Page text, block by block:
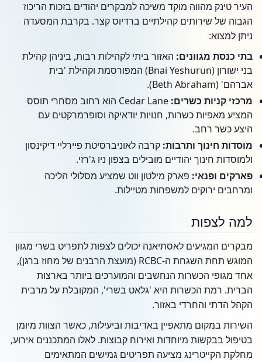
העיר טינק מהווה מוקד משיכה למבקרים יהודים בזכות הריכוז
הגבוה של שירותים קהילתיים ברדיוס קצר. בקרבת המסעדה
ניתן למצוא:
בתי כנסת מגוונים: האזור ביתי לקהילות רבות, ביניהן קהילת
בני ישורון (Bnai Yeshurun) המפורסמת וקהילת 'בית
אברהם' (Beth Abraham).
מרכזי קניות כשרים:
Cedar Lane הוא רחוב מסחרי תוסס
המציע מאפיות כשרות, חנויות יודאיקה וסופרמרקטים עם
היצע כשר רחב.
מוסדות חינוך ותרבות: קרבה לאוניברסיטת פיירליי דיקינסון
ולמוסדות חינוך יהודיים מובילים בצפון ניו ג'רזי.
פארקים ופנאי: פארק מילטון ווט שמציע מסלולי הליכה
ומרחבים ירוקים למשפחות מטיילות.
למה לצפות
מבקרים המגיעים לאסתיאנה יכולים לצפות לתפריט בשרי מגוון
המוגש תחת השגחת ה-RCBC (מועצת הרבנים של מחוז ברגן),
אחד מגופי הכשרות הנחשבים והמוערכים ביותר בארצות
הברית. רמת הכשרות היא 'גלאט בשרי', המקובלת על מרבית
הקהל הדתי והחרדי באזור.
השירות במקום מתאפיין באדיבות וביעילות, כאשר הצוות מיומן
בטיפול בבקשות מיוחדות ואירוח קבוצות. לאלו המתכננים אירוע,
מחלקת הקייטרינג מציעה תפריטים גמישים המתאימים